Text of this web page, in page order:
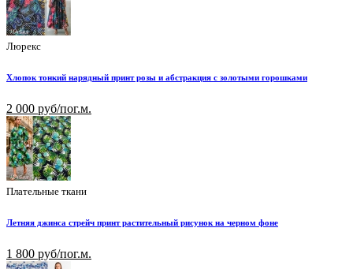
Люрекс
Хлопок тонкий нарядный принт розы и абстракция с золотыми горошками
2 000 руб/пог.м.
Плательные ткани
Летняя джинса стрейч принт растительный рисунок на черном фоне
1 800 руб/пог.м.